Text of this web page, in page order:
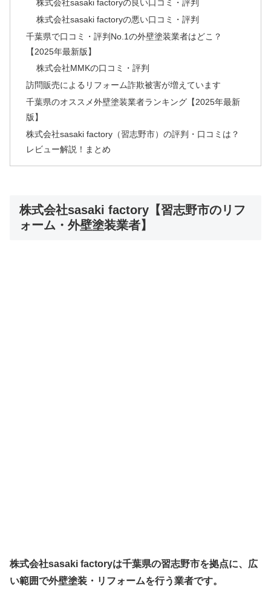
株式会社sasaki factoryの良い口コミ・評判
株式会社sasaki factoryの悪い口コミ・評判
千葉県で口コミ・評判No.1の外壁塗装業者はどこ？
【2025年最新版】
株式会社MMKの口コミ・評判
訪問販売によるリフォーム詐欺被害が増えています
千葉県のオススメ外壁塗装業者ランキング【2025年最新
版】
株式会社sasaki factory（習志野市）の評判・口コミは？
レビュー解説！まとめ
株式会社sasaki factory【習志野市のリフ
ォーム・外壁塗装業者】
株式会社sasaki factoryは千葉県の習志野市を拠点に、広
い範囲で外壁塗装・リフォームを行う業者です。